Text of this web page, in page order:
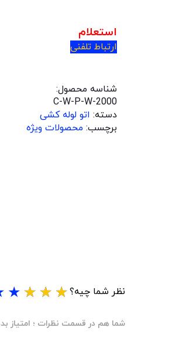
استعلام
ارتباط تلفنی
شناسه محصول:
C-W-P-W-2000
دسته: اتو لوله کشی
برچسب: محصولات ویژه
نظر شما چیه؟★
★
★
★
شما هم در قسمت نظرات ؛ امتیاز